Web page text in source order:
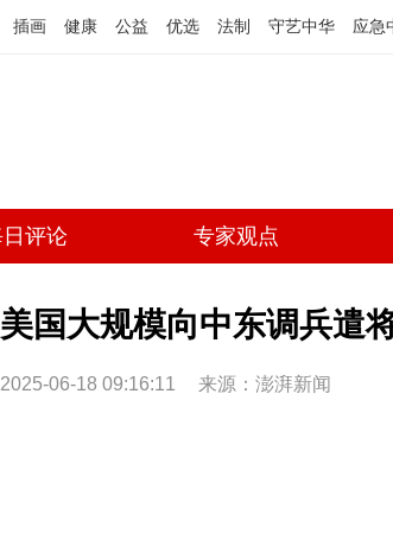
插画 健康 公益 优选 法制 守艺中华 应急
评论 专家观点
美国大规模向中东调兵遣
2025-06-18 09:16:11 来源：澎湃新闻